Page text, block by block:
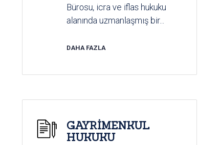
Bürosu, icra ve iflas hukuku
alanında uzmanlaşmış bir...
DAHA FAZLA
GAYRİMENKUL
HUKUKU